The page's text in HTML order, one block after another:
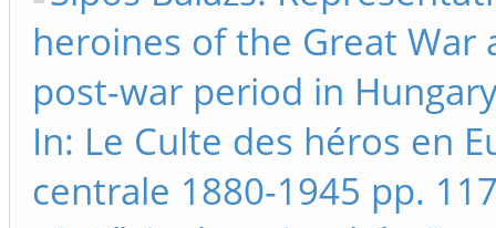
heroines of the Great War
post-war period in
In: Le Culte des héros en
centrale 1880-1945 pp.